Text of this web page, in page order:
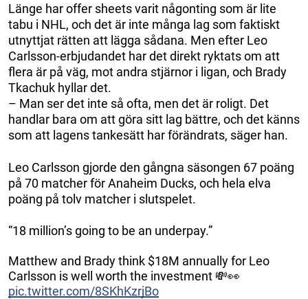
Länge har offer sheets varit någonting som är lite
tabu i NHL, och det är inte många lag som faktiskt
utnyttjat rätten att lägga sådana. Men efter Leo
Carlsson-erbjudandet har det direkt ryktats om att
flera är på väg, mot andra stjärnor i ligan, och Brady
Tkachuk hyllar det.
– Man ser det inte så ofta, men det är roligt. Det
handlar bara om att göra sitt lag bättre, och det känns
som att lagens tankesätt har förändrats, säger han.
Leo Carlsson gjorde den gångna säsongen 67 poäng
på 70 matcher för Anaheim Ducks, och hela elva
poäng på tolv matcher i slutspelet.
“18 million’s going to be an underpay.”
Matthew and Brady think $18M annually for Leo
Carlsson is well worth the investment 💸👀
pic.twitter.com/8SKhKzrjBo